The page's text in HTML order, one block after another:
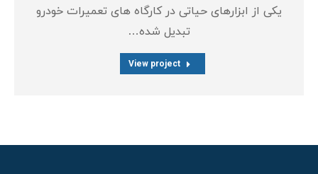
یکی از ابزارهای حیاتی در کارگاه‌ های تعمیرات خودرو
تبدیل شده…
View project